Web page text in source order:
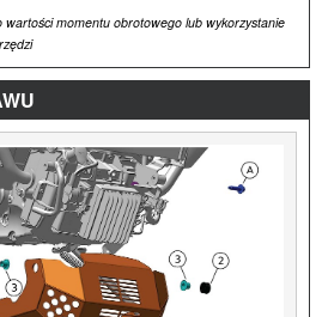
wartości momentu obrotowego lub wykorzystanie